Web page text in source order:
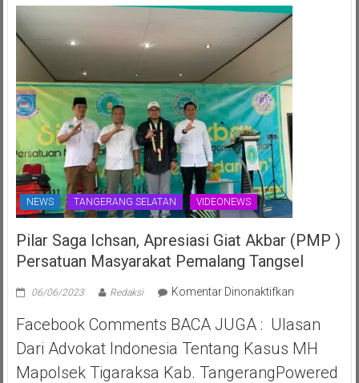
NEWS TANGERANG SELATAN VIDEONEWS
Pilar Saga Ichsan, Apresiasi Giat Akbar (PMP )
Persatuan Masyarakat Pemalang Tangsel
06/06/2023 Redaksi Komentar Dinonaktifkanpada
Saga
Ichsan,
Apresiasi
Giat
Facebook Comments BACA JUGA : Ulasan
Dari Advokat Indonesia Tentang Kasus MH
Mapolsek Tigaraksa Kab. TangerangPowered